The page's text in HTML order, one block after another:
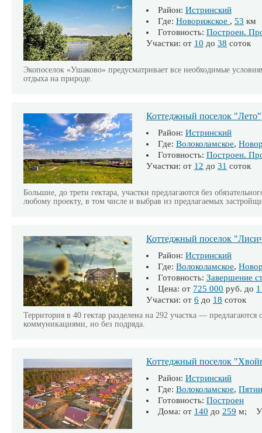
Район: Истринский
Где: Новорижское , 53 км
Готовность: Построен.
Участки: от 10 до 38 соток
Экопоселок «Ушаково» предусматривает все необходимые
отдыха на природе.
Коттеджный поселок "Лето"
Район: Истринский
Где: Волоколамское,
Готовность: Построен.
Участки: от 12 до 31 соток
Большие, до трети гектара, участки предлагаются без
любому проекту, в том числе и выбрав из предлагаемых
Коттеджный поселок
Район: Истринский
Где: Волоколамское,
Готовность: Завершение
Цена: от 725 000 руб. до
Участки: от 6 до 18 соток
Территория в 40 гектар разделена на 292 участка —
коммуникациями, но без подряда.
Коттеджный поселок
Район: Истринский
Где: Волоколамское,
Готовность: Построен
Дома: от 140 до 259 м;